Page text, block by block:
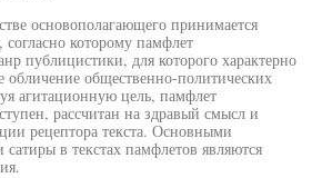
основополагающего принимается
которому памфлет
публицистики, для которого характерно
обличение общественно-политических
агитационную цель, памфлет
рассчитан на здравый смысл и
рецептора текста. Основными
сатиры в текстах памфлетов являются